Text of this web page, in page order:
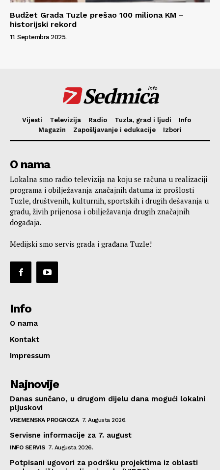
Budžet Grada Tuzle prešao 100 miliona KM –
historijski rekord
11. Septembra 2025.
Sedmica
info
Vijesti Televizija Radio Tuzla, grad i ljudi
Info
Magazin
Zapošljavanje i edukacije Izbori
O nama
Lokalna smo radio televizija na koju se računa u realizaciji
programa i obilježavanja značajnih datuma iz prošlosti
Tuzle, društvenih, kulturnih, sportskih i drugih dešavanja u
gradu, živih prijenosa i obilježavanja drugih značajnih
događaja.
Medijski smo servis grada i građana Tuzle!
Info
O nama
Kontakt
Impressum
Najnovije
Danas sunčano, u drugom dijelu dana mogući lokalni
pljuskovi
VREMENSKA PROGNOZA 7. Augusta 2026.
Servisne informacije za 7. august
INFO SERVIS 7. Augusta 2026.
Potpisani ugovori za podršku projektima iz oblasti